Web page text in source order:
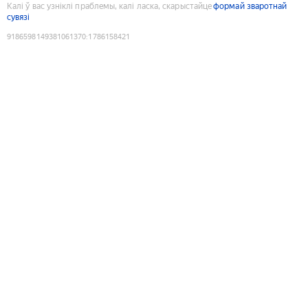
Калі ў вас узніклі праблемы, калі ласка, скарыстайцеформай зваротнай
сувязі
9186598149381061370:1786158421